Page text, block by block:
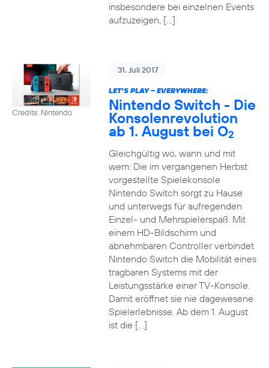
insbesondere bei einzelnen Events
aufzuzeigen, […]
Credits: Nintendo
31. Juli 2017
LET’S PLAY – EVERYWHERE:
Nintendo Switch - Die
Konsolenrevolution
ab 1. August bei O2
Gleichgültig wo, wann und mit
wem: Die im vergangenen Herbst
vorgestellte Spielekonsole
Nintendo Switch sorgt zu Hause
und unterwegs für aufregenden
Einzel- und Mehrspielerspaß. Mit
einem HD-Bildschirm und
abnehmbaren Controller verbindet
Nintendo Switch die Mobilität eines
tragbaren Systems mit der
Leistungsstärke einer TV-Konsole.
Damit eröffnet sie nie dagewesene
Spielerlebnisse. Ab dem 1. August
ist die […]